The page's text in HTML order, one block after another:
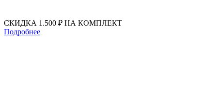
СКИДКА 1.500 ₽ НА КОМПЛЕКТ
Подробнее